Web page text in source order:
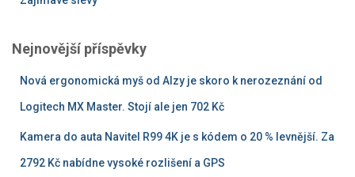
Nejnovější příspěvky
Nová ergonomická myš od Alzy je skoro k nerozeznání od
Logitech MX Master. Stojí ale jen 702 Kč
Kamera do auta Navitel R99 4K je s kódem o 20 % levnější. Za
2792 Kč nabídne vysoké rozlišení a GPS